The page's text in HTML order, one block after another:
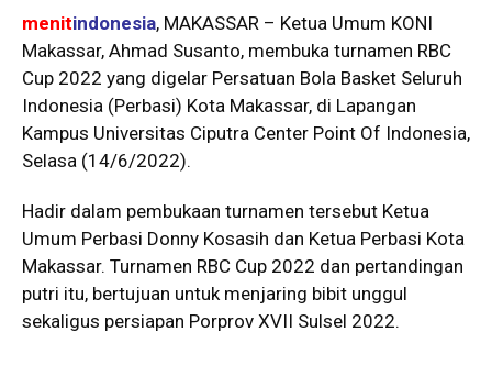
menitindonesia, MAKASSAR – Ketua Umum KONI
Makassar, Ahmad Susanto, membuka turnamen RBC
Cup 2022 yang digelar Persatuan Bola Basket Seluruh
Indonesia (Perbasi) Kota Makassar, di Lapangan
Kampus Universitas Ciputra Center Point Of Indonesia,
Selasa (14/6/2022).
Hadir dalam pembukaan turnamen tersebut Ketua
Umum Perbasi Donny Kosasih dan Ketua Perbasi Kota
Makassar. Turnamen RBC Cup 2022 dan pertandingan
putri itu, bertujuan untuk menjaring bibit unggul
sekaligus persiapan Porprov XVII Sulsel 2022.